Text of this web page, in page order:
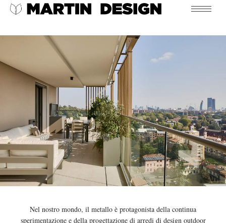
Nel nostro mondo, il metallo è protagonista della continua
sperimentazione e della progettazione di arredi di design outdoor